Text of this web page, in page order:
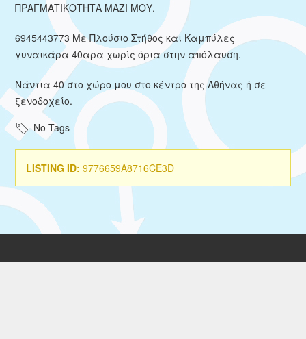
ΠΡΑΓΜΑΤΙΚΟΤΗΤΑ ΜΑΖΙ ΜΟΥ.
6945443773 Με Πλούσιο Στήθος και Καμπύλες
γυναικάρα 40αρα χωρίς όρια στην απόλαυση.
Νάντια 40 στο χώρο μου στο κέντρο της Αθήνας ή σε
ξενοδοχείο.
No Tags
LISTING ID: 9776659A8716CE3D